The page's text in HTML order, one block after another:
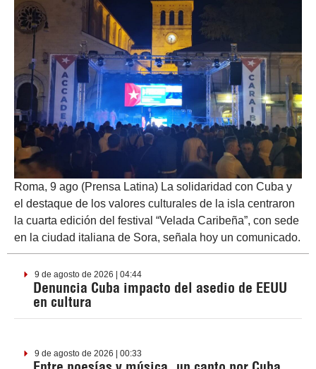
Roma, 9 ago (Prensa Latina) La solidaridad con Cuba y
el destaque de los valores culturales de la isla centraron
la cuarta edición del festival “Velada Caribeña”, con sede
en la ciudad italiana de Sora, señala hoy un comunicado.
9 de agosto de 2026 | 04:44
Denuncia Cuba impacto del asedio de EEUU
en cultura
9 de agosto de 2026 | 00:33